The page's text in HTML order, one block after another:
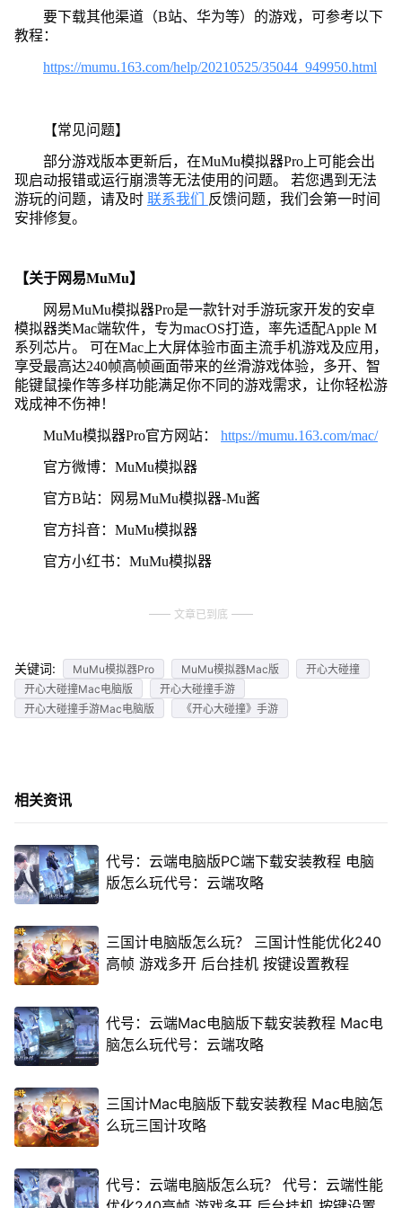
要下载其他渠道（B站、华为等）的游戏，可参考以下
教程：
https://mumu.163.com/help/20210525/35044_949950.html
【常见问题】
部分游戏版本更新后，在MuMu模拟器Pro上可能会出
现启动报错或运行崩溃等无法使用的问题。 若您遇到无法
游玩的问题，请及时 联系我们
反馈问题，我们会第一时间
安排修复。
【关于网易MuMu】
网易MuMu模拟器Pro是一款针对手游玩家开发的安卓
模拟器类Mac端软件，专为macOS打造，率先适配Apple M
系列芯片。 可在Mac上大屏体验市面主流手机游戏及应用，
享受最高达240帧高帧画面带来的丝滑游戏体验，多开、智
能键鼠操作等多样功能满足你不同的游戏需求，让你轻松游
戏成神不伤神！
MuMu模拟器Pro官方网站： https://mumu.163.com/mac/
官方微博：MuMu模拟器
官方B站：网易MuMu模拟器-Mu酱
官方抖音：MuMu模拟器
官方小红书：MuMu模拟器
文章已到底
关键词: MuMu模拟器Pro MuMu模拟器Mac版
开心大碰撞
开心大碰撞Mac电脑版
开心大碰撞手游
开心大碰撞手游Mac电脑版
《开心大碰撞》手游
相关资讯
代号：云端电脑版PC端下载安装教程 电脑
版怎么玩代号：云端攻略
三国计电脑版怎么玩？ 三国计性能优化240
高帧 游戏多开 后台挂机 按键设置教程
代号：云端Mac电脑版下载安装教程 Mac电
脑怎么玩代号：云端攻略
三国计Mac电脑版下载安装教程 Mac电脑怎
么玩三国计攻略
代号：云端电脑版怎么玩？ 代号：云端性能